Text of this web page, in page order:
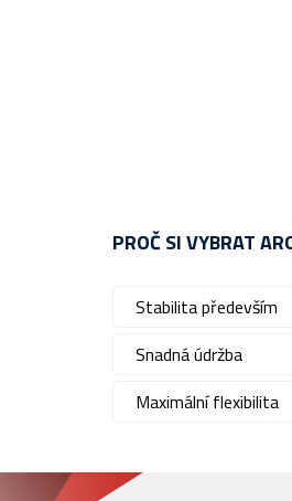
PROČ SI VYBRAT
Stabilita především
Snadná údržba
Maximální flexibilita